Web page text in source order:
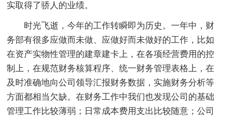
实取得了骄人的业绩。
时光飞逝，今年的工作转瞬即为历史。一年中，财
务部有很多应做而未做、应做好而未做好的工作，比如
在资产实物性管理的建章建卡上，在各项经营费用的控
制上，在规范财务核算程序、统一财务管理表格上，在
及时准确地向公司领导汇报财务数据，实施财务分析等
方面都相当欠缺。在财务工作中我们也发现公司的基础
管理工作比较薄弱；日常成本费用支出比较随意；公司